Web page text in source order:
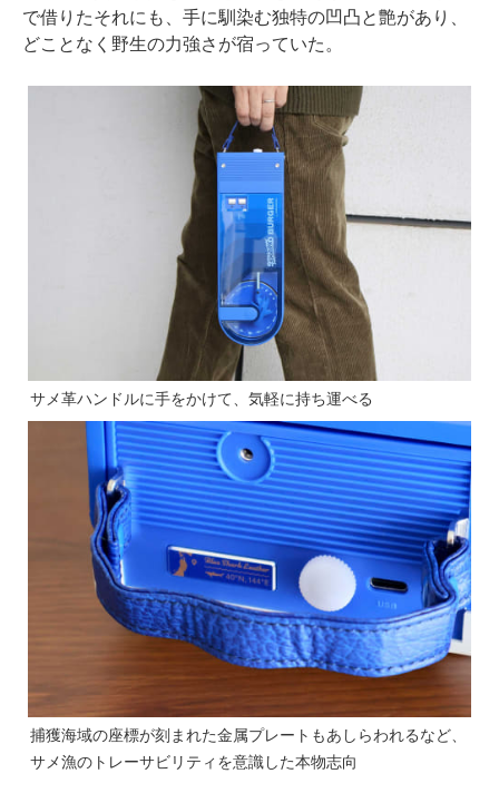
で借りたそれにも、手に馴染む独特の凹凸と艶があり、
どことなく野生の力強さが宿っていた。
サメ革ハンドルに手をかけて、気軽に持ち運べる
捕獲海域の座標が刻まれた金属プレートもあしらわれるなど、
サメ漁のトレーサビリティを意識した本物志向